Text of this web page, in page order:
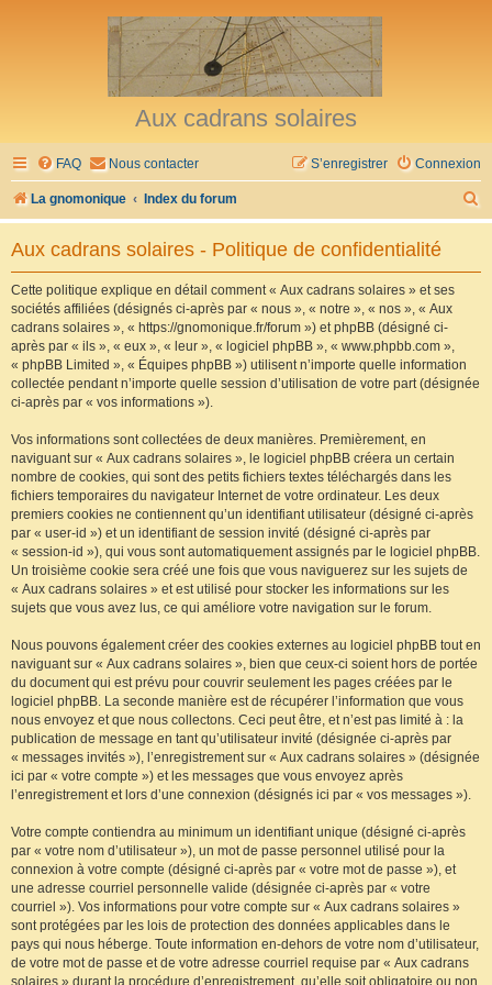
Aux cadrans solaires
FAQ Nous contacter Connexion
S’enregistrer
La gnomonique Index du forum
e
Aux cadrans solaires - Politique de confidentialité
Cette politique explique en détail comment « Aux cadrans solaires » et ses
sociétés affiliées (désignés ci-après par « nous », « notre », « nos », « Aux
cadrans solaires », « https://gnomonique.fr/forum ») et phpBB (désigné ci-
après par « ils », « eux », « leur », « logiciel phpBB », « www.phpbb.com »,
« phpBB Limited », « Équipes phpBB ») utilisent n’importe quelle information
collectée pendant n’importe quelle session d’utilisation de votre part (désignée
ci-après par « vos informations »).
Vos informations sont collectées de deux manières. Premièrement, en
naviguant sur « Aux cadrans solaires », le logiciel phpBB créera un certain
nombre de cookies, qui sont des petits fichiers textes téléchargés dans les
fichiers temporaires du navigateur Internet de votre ordinateur. Les deux
premiers cookies ne contiennent qu’un identifiant utilisateur (désigné ci-après
par « user-id ») et un identifiant de session invité (désigné ci-après par
« session-id »), qui vous sont automatiquement assignés par le logiciel phpBB.
Un troisième cookie sera créé une fois que vous naviguerez sur les sujets de
« Aux cadrans solaires » et est utilisé pour stocker les informations sur les
sujets que vous avez lus, ce qui améliore votre navigation sur le forum.
Nous pouvons également créer des cookies externes au logiciel phpBB tout en
naviguant sur « Aux cadrans solaires », bien que ceux-ci soient hors de portée
du document qui est prévu pour couvrir seulement les pages créées par le
logiciel phpBB. La seconde manière est de récupérer l’information que vous
nous envoyez et que nous collectons. Ceci peut être, et n’est pas limité à : la
publication de message en tant qu’utilisateur invité (désignée ci-après par
« messages invités »), l’enregistrement sur « Aux cadrans solaires » (désignée
ici par « votre compte ») et les messages que vous envoyez après
l’enregistrement et lors d’une connexion (désignés ici par « vos messages »).
Votre compte contiendra au minimum un identifiant unique (désigné ci-après
par « votre nom d’utilisateur »), un mot de passe personnel utilisé pour la
connexion à votre compte (désigné ci-après par « votre mot de passe »), et
une adresse courriel personnelle valide (désignée ci-après par « votre
courriel »). Vos informations pour votre compte sur « Aux cadrans solaires »
sont protégées par les lois de protection des données applicables dans le
pays qui nous héberge. Toute information en-dehors de votre nom d’utilisateur,
de votre mot de passe et de votre adresse courriel requise par « Aux cadrans